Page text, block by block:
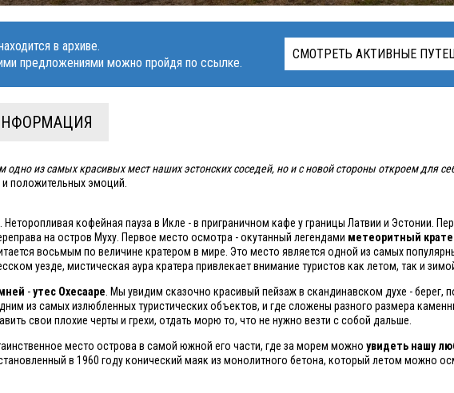
СМОТРЕТЬ АКТИВНЫЕ
в архиве.
предложениями можно пройдя по ссылке.
одно из самых красивых мест наших эстонских соседей, но и с новой стороны откроем для
положительных эмоций.
Неторопливая кофейная пауза в Икле - в приграничном кафе у границы Латвии и Эстонии.
на остров Муху. Первое место осмотра - окутанный легендами метеоритный
восьмым по величине кратером в мире. Это место является одной из самых
уезде, мистическая аура кратера привлекает внимание туристов как летом, так и
-утес Охесааре . Мы увидим сказочно красивый пейзаж в скандинавском духе - берег,
из самых излюбленных туристических объектов, и где сложены разного размера
свои плохие черты и грехи, отдать морю то, что не нужно везти с собой дальше.
место острова в самой южной его части, где за морем можно увидеть нашу
в 1960 году конический маяк из монолитного бетона, который летом можно